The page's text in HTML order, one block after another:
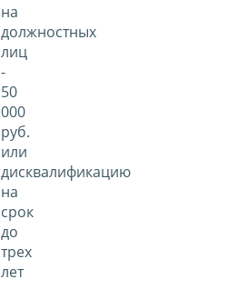
на
должностных
лиц
-
50
000
руб.
или
дисквалификацию
на
срок
до
трех
лет